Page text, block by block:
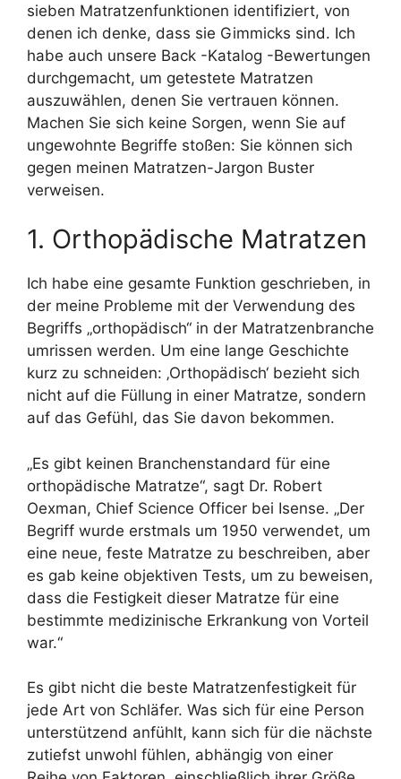
sieben Matratzenfunktionen identifiziert, von
denen ich denke, dass sie Gimmicks sind. Ich
habe auch unsere Back -Katalog -Bewertungen
durchgemacht, um getestete Matratzen
auszuwählen, denen Sie vertrauen können.
Machen Sie sich keine Sorgen, wenn Sie auf
ungewohnte Begriffe stoßen: Sie können sich
gegen meinen Matratzen-Jargon Buster
verweisen.
1. Orthopädische Matratzen
Ich habe eine gesamte Funktion geschrieben, in
der meine Probleme mit der Verwendung des
Begriffs „orthopädisch“ in der Matratzenbranche
umrissen werden. Um eine lange Geschichte
kurz zu schneiden: ‚Orthopädisch‘ bezieht sich
nicht auf die Füllung in einer Matratze, sondern
auf das Gefühl, das Sie davon bekommen.
„Es gibt keinen Branchenstandard für eine
orthopädische Matratze“, sagt Dr. Robert
Oexman, Chief Science Officer bei Isense. „Der
Begriff wurde erstmals um 1950 verwendet, um
eine neue, feste Matratze zu beschreiben, aber
es gab keine objektiven Tests, um zu beweisen,
dass die Festigkeit dieser Matratze für eine
bestimmte medizinische Erkrankung von Vorteil
war.“
Es gibt nicht die beste Matratzenfestigkeit für
jede Art von Schläfer. Was sich für eine Person
unterstützend anfühlt, kann sich für die nächste
zutiefst unwohl fühlen, abhängig von einer